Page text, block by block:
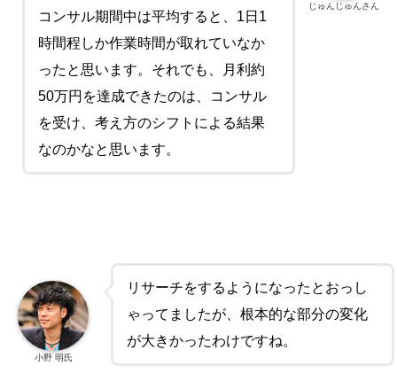
コンサル期間中は平均すると、 1 日 1
時間程しか作業時間が取れていなか
ったと思います。それでも、月利約
50万円を達成できたのは、コンサル
を受け、考え方のシフトによる結果
なのかなと思います。
じゅんじゅんさん
リサーチをするようになったとおっし
ゃってましたが、根本的な部分の変化
が大きかったわけですね。
小野 明氏